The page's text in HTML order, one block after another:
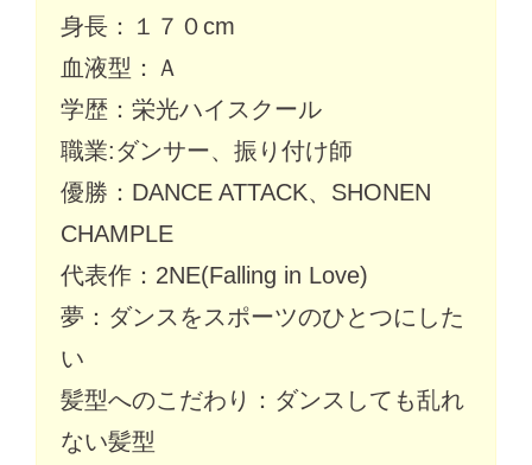
身長：１７０cm
血液型：Ａ
学歴：栄光ハイスクール
職業:ダンサー、振り付け師
優勝：DANCE ATTACK、SHONEN
CHAMPLE
代表作：2NE(Falling in Love)
夢：ダンスをスポーツのひとつにした
い
髪型へのこだわり：ダンスしても乱れ
ない髪型